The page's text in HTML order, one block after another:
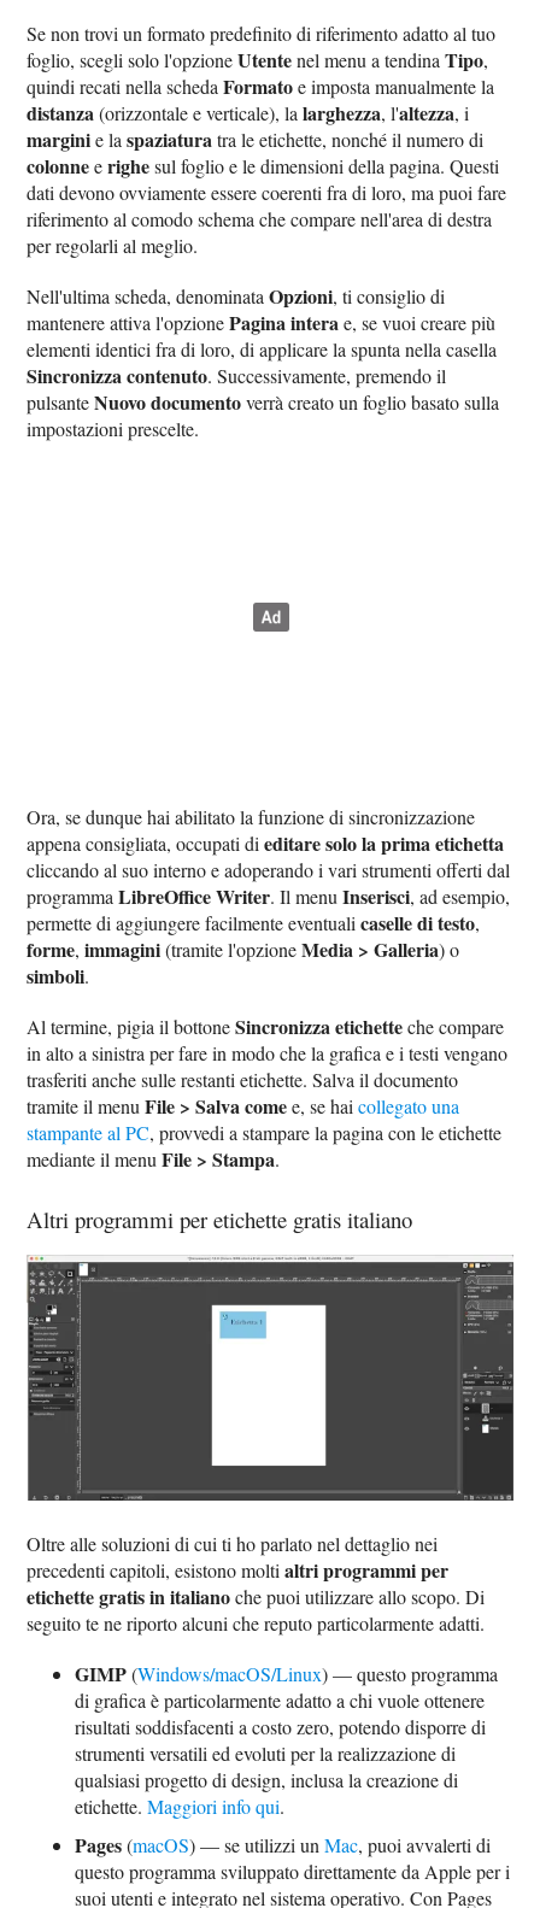
Se non trovi un formato predefinito di riferimento adatto al tuo
foglio, scegli solo l'opzioneUtentenel menu a tendinaTipo,
quindi recati nella schedaFormatoe imposta manualmente la
distanza(orizzontale e verticale), lalarghezza, l'altezza, i
marginie laspaziaturatra le etichette, nonché il numero di
colonneerighesul foglio e le dimensioni della pagina. Questi
dati devono ovviamente essere coerenti fra di loro, ma puoi fare
riferimento al comodo schema che compare nell'area di destra
per regolarli al meglio.
Nell'ultima scheda, denominataOpzioni, ti consiglio di
mantenere attiva l'opzionePagina interae, se vuoi creare più
elementi identici fra di loro, di applicare la spunta nella casella
Sincronizza contenuto. Successivamente, premendo il
pulsanteNuovo documentoverrà creato un foglio basato sulla
impostazioni prescelte.
Ora, se dunque hai abilitato la funzione di sincronizzazione
appena consigliata, occupati dieditare solo la prima etichetta
cliccando al suo interno e adoperando i vari strumenti offerti dal
programmaLibreOffice Writer. Il menuInserisci, ad esempio,
permette di aggiungere facilmente eventualicaselle di testo,
forme,immagini(tramite l'opzioneMedia > Galleria) o
simboli.
Al termine, pigia il bottoneSincronizza etichetteche compare
in alto a sinistra per fare in modo che la grafica e i testi vengano
trasferiti anche sulle restanti etichette. Salva il documento
tramite il menuFile > Salva comee, se haicollegato una
stampante al PC, provvedi a stampare la pagina con le etichette
mediante il menuFile > Stampa.
Altri programmi per etichette gratis italiano
Oltre alle soluzioni di cui ti ho parlato nel dettaglio nei
precedenti capitoli, esistono moltialtri programmi per
etichette gratis in italianoche puoi utilizzare allo scopo. Di
seguito te ne riporto alcuni che reputo particolarmente adatti.
GIMP(Windows/macOS/Linux) — questo programma
di grafica è particolarmente adatto a chi vuole ottenere
risultati soddisfacenti a costo zero, potendo disporre di
strumenti versatili ed evoluti per la realizzazione di
qualsiasi progetto di design, inclusa la creazione di
etichette.Maggiori info qui.
Pages(macOS) — se utilizzi unMac, puoi avvalerti di
questo programma sviluppato direttamente da Apple per i
suoi utenti e integrato nel sistema operativo. Con Pages